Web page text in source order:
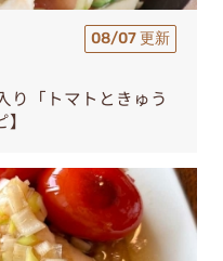
08/07 更新
り「トマトときゅう